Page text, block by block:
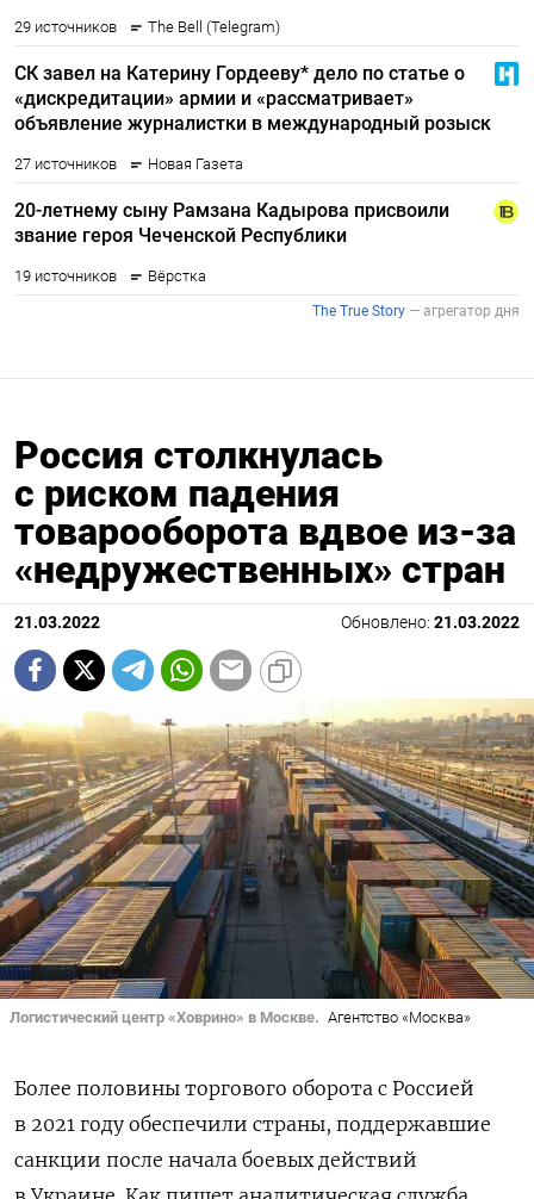
Россия столкнулась
с риском падения
товарооборота вдвое из-за
«недружественных» стран
21.03.2022 Обновлено: 21.03.2022
Логистический центр «Ховрино» в Москве. Агентство «Москва»
Более половины торгового оборота с Россией
в 2021 году обеспечили страны, поддержавшие
санкции после начала боевых действий